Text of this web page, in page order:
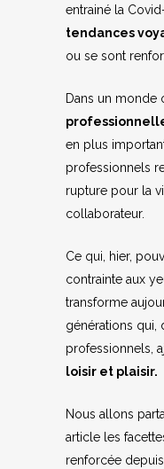
entrainé la
tendances
ou se sont
Dans un monde
en plus
professionnels
rupture pour la
collaborateur.
Ce qui, hier,
contrainte aux
transforme
générations qui,
professionnels,
loisir et plaisir.
Nous allons
article les
renforcée